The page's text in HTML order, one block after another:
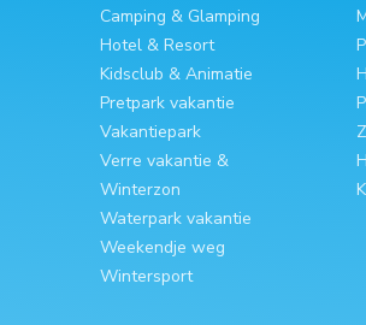
Camping & Glamping
Hotel & Resort
Kidsclub & Animatie
Pretpark vakantie
Vakantiepark
Verre vakantie &
Winterzon
Waterpark vakantie
Weekendje weg
Wintersport